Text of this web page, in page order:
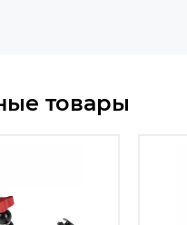
товары